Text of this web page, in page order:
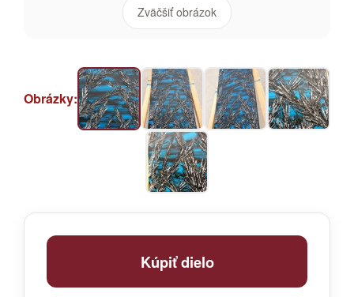
Zväčšiť obrázok
Obrázky:
Kúpiť dielo